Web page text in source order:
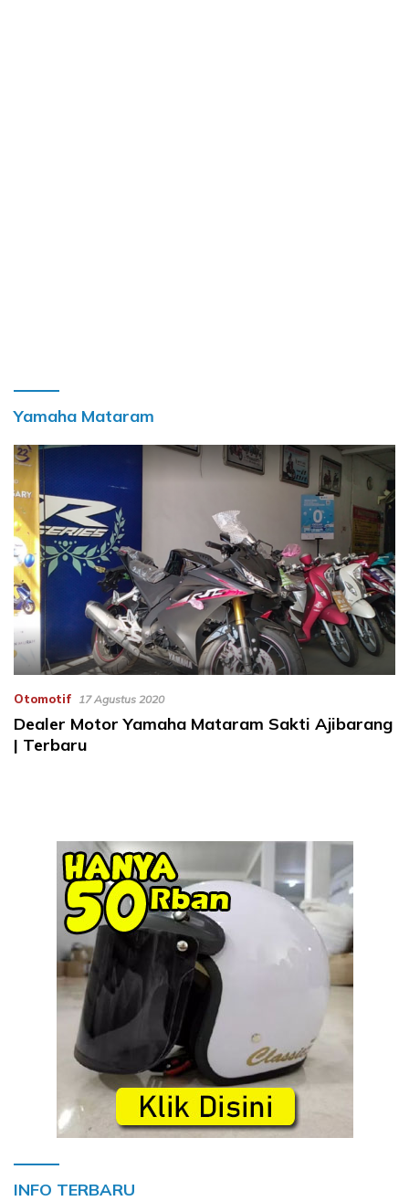
Yamaha Mataram
Otomotif 17 Agustus 2020
Dealer Motor Yamaha Mataram Sakti Ajibarang
| Terbaru
INFO TERBARU